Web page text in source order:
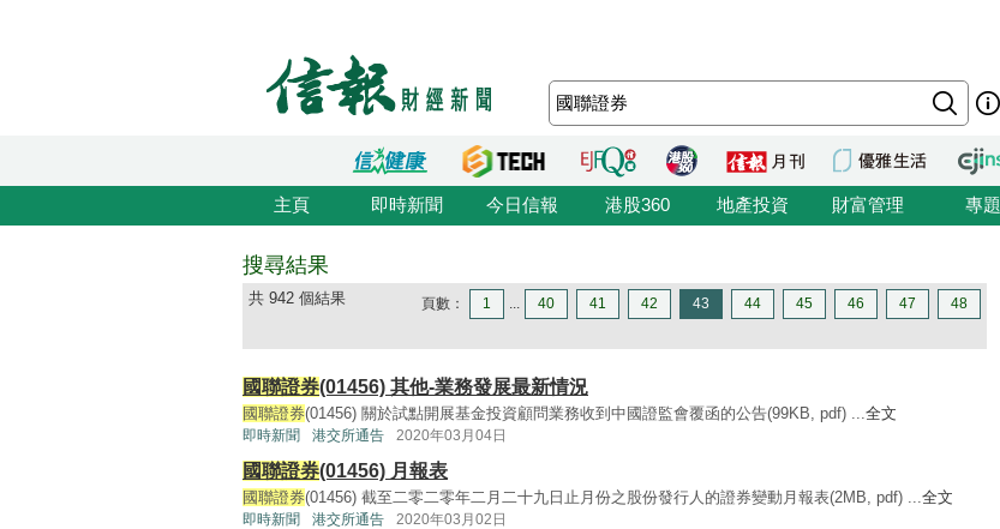
主頁 即時新聞 今日信報 港股360 地產投資 財富管理 專題
搜尋結果
共 942 個結果 頁數： 1 ... 40 41 42 43 44 45 46 47 48
國聯證券(01456) 其他-業務發展最新情況
國聯證券(01456) 關於試點開展基金投資顧問業務收到中國證監會覆函的公告(99KB, pdf) ...全文
即時新聞 港交所通告 2020年03月04日
國聯證券(01456) 月報表
國聯證券(01456) 截至二零二零年二月二十九日止月份之股份發行人的證券變動月報表(2MB, pdf) ...全文
即時新聞 港交所通告 2020年03月02日